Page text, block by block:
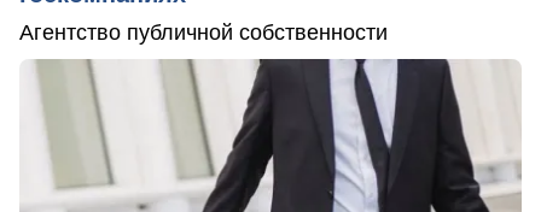
Агентство публичной собственности